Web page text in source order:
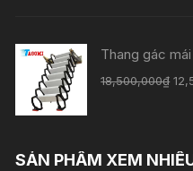
Thang gác
18,500,000₫
SẢN PHẨM XEM